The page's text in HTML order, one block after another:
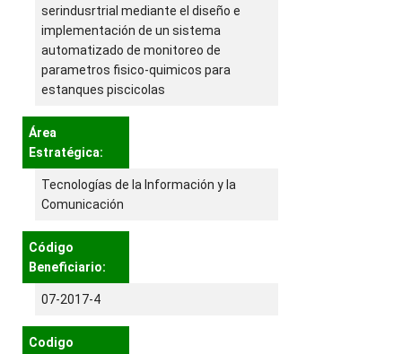
serindusrtrial mediante el diseño e
implementación de un sistema
automatizado de monitoreo de
parametros fisico-quimicos para
estanques piscicolas
Área
Estratégica:
Tecnologías de la Información y la
Comunicación
Código
Beneficiario:
07-2017-4
Codigo